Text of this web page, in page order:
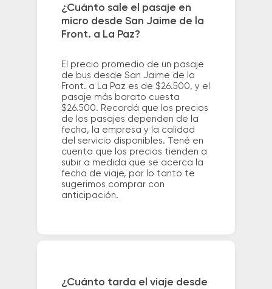
¿Cuánto sale el pasaje en
micro desde San Jaime de la
Front. a La Paz?
El precio promedio de un pasaje
de bus desde San Jaime de la
Front. a La Paz es de $26.500, y el
pasaje más barato cuesta
$26.500. Recordá que los precios
de los pasajes dependen de la
fecha, la empresa y la calidad
del servicio disponibles. Tené en
cuenta que los precios tienden a
subir a medida que se acerca la
fecha de viaje, por lo tanto te
sugerimos comprar con
anticipación.
¿Cuánto tarda el viaje desde